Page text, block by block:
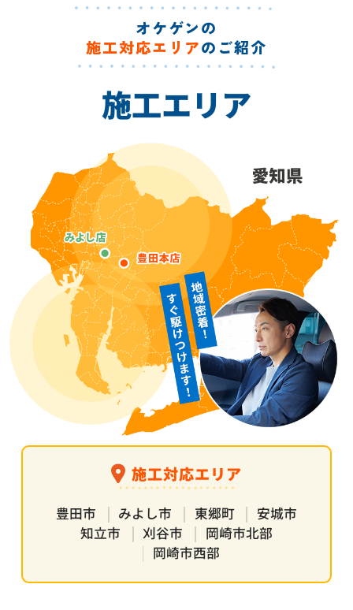
オケゲンの
施工対応エリアのご紹介
施工エリア
施工対応エリア
豊田市 みよし市 東郷町
安城市
知立市
刈谷市
岡崎市北部
岡崎市西部